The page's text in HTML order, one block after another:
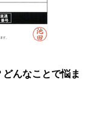
んなことで悩ま